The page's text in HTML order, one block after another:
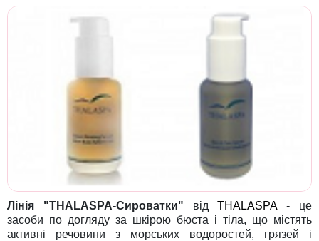
Лінія "THALASPA-Сироватки" відTHALASPA- це
засоби по догляду за шкірою бюста і тіла, що містять
активні речовини з морських водоростей, грязей і